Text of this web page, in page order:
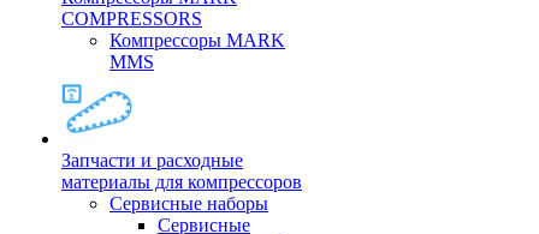
COMPRESSORS
Компрессоры MARK
MMS
Запчасти и расходные
материалы для компрессоров
Cервисные наборы
Сервисные